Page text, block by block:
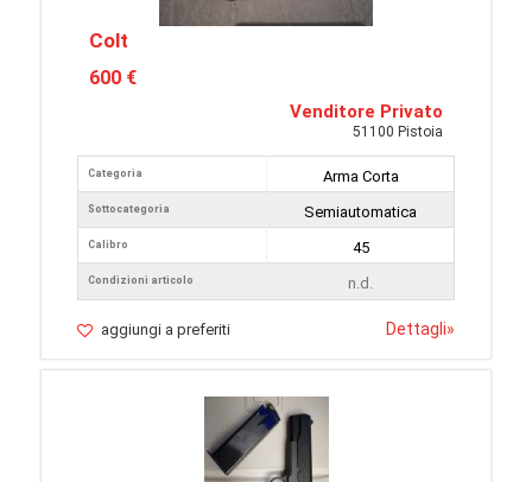
Colt
600 €
Venditore Privato
51100 Pistoia
Categoria
Sottocategoria
Calibro
Condizioni articolo
Arma Corta
Semiautomatica
45
n.d.
aggiungi a preferiti Dettagli»